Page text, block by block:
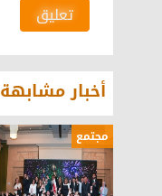
تعليق
أخبار مشابهة
مجتمع